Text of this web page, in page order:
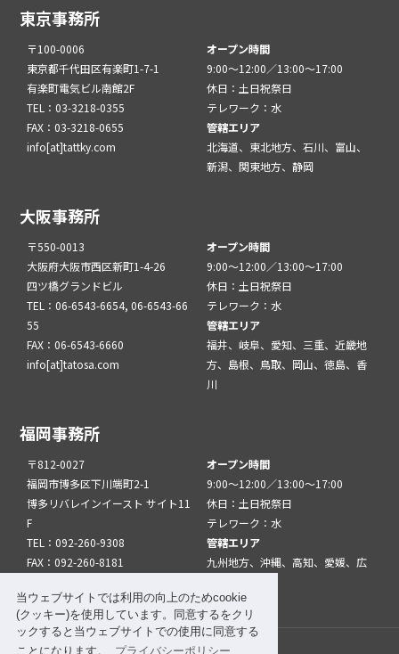
当ウェブサイトでは利用の向上のためcookie
(クッキー)を使用しています。同意するをクリ
ックすると当ウェブサイトでの使用に同意する
ことになります。
プライバシーポリシー
東京事務所
〒100-0006
東京都千代田区有楽町1-7-1
有楽町電気ビル南館2F
TEL：03-3218-0355
FAX：03-3218-0655
info[at]tattky.com
オープン時間
9:00～12:00／13:00～17:00
休日：土日祝祭日
テレワーク：水
管轄エリア
北海道、東北地方、石川、富山、
新潟、関東地方、静岡
大阪事務所
〒550-0013
大阪府大阪市西区新町1-4-26
四ツ橋グランドビル
TEL：06-6543-6654, 06-6543-66
55
FAX：06-6543-6660
info[at]tatosa.com
オープン時間
9:00～12:00／13:00～17:00
休日：土日祝祭日
テレワーク：水
管轄エリア
福井、岐阜、愛知、三重、近畿地
方、島根、鳥取、岡山、徳島、香
川
福岡事務所
〒812-0027
福岡市博多区下川端町2-1
博多リバレインイースト サイト11
F
TEL：092-260-9308
FAX：092-260-8181
オープン時間
9:00～12:00／13:00～17:00
休日：土日祝祭日
テレワーク：水
管轄エリア
九州地方、沖縄、高知、愛媛、広